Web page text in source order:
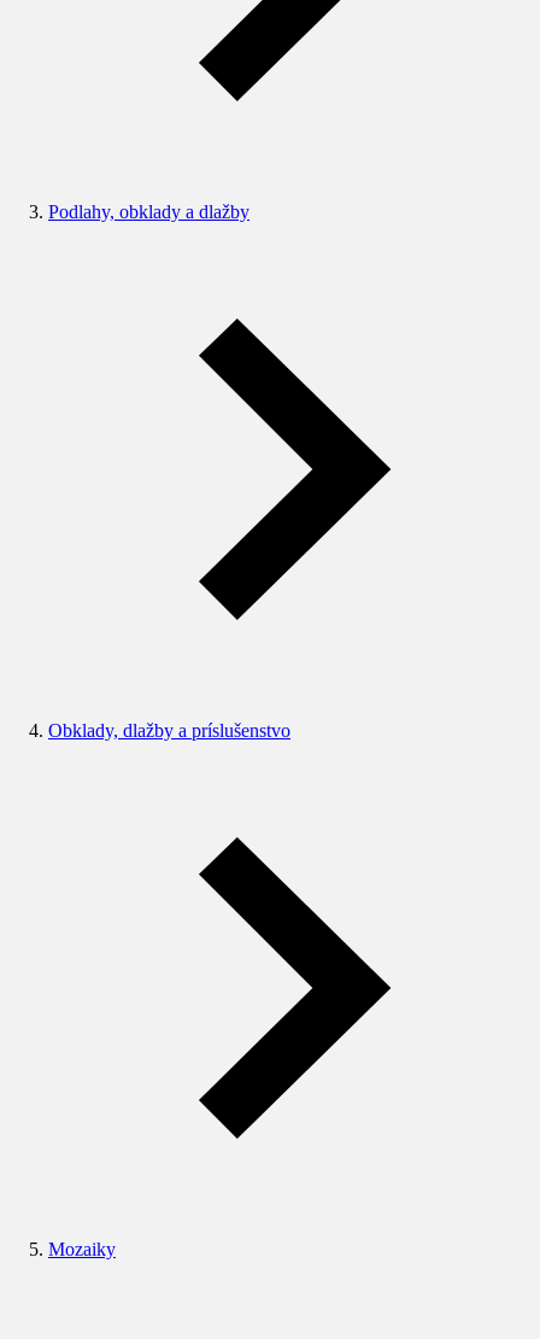
Podlahy, obklady a dlažby
Obklady, dlažby a príslušenstvo
Mozaiky